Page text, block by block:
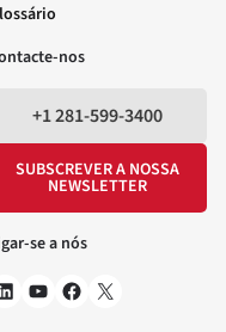
nos
+1 281-599-3400
SUBSCREVER A NOSSA
NEWSLETTER
se a nós